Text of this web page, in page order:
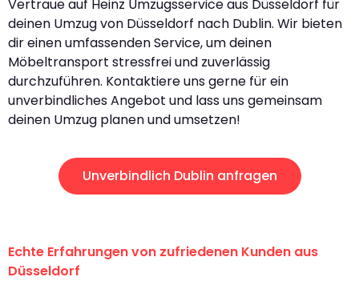
Vertraue auf Heinz Umzugsservice aus Düsseldorf für
deinen Umzug von Düsseldorf nach Dublin. Wir bieten
dir einen umfassenden Service, um deinen
Möbeltransport stressfrei und zuverlässig
durchzuführen. Kontaktiere uns gerne für ein
unverbindliches Angebot und lass uns gemeinsam
deinen Umzug planen und umsetzen!
Unverbindlich Dublin anfragen
Echte Erfahrungen von zufriedenen Kunden aus
Düsseldorf